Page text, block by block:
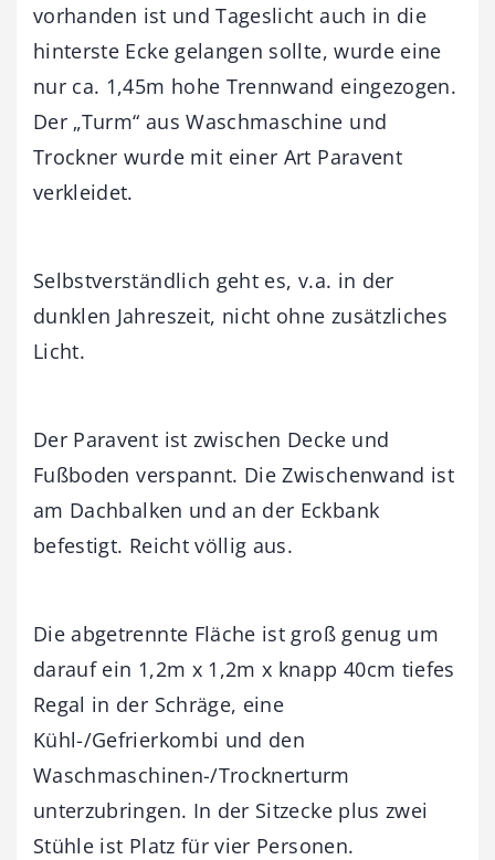
vorhanden ist und Tageslicht auch in die
hinterste Ecke gelangen sollte, wurde eine
nur ca. 1,45m hohe Trennwand eingezogen.
Der „Turm“ aus Waschmaschine und
Trockner wurde mit einer Art Paravent
verkleidet.
Selbstverständlich geht es, v.a. in der
dunklen Jahreszeit, nicht ohne zusätzliches
Licht.
Der Paravent ist zwischen Decke und
Fußboden verspannt. Die Zwischenwand ist
am Dachbalken und an der Eckbank
befestigt. Reicht völlig aus.
Die abgetrennte Fläche ist groß genug um
darauf ein 1,2m x 1,2m x knapp 40cm tiefes
Regal in der Schräge, eine
Kühl-/Gefrierkombi und den
Waschmaschinen-/Trocknerturm
unterzubringen. In der Sitzecke plus zwei
Stühle ist Platz für vier Personen.